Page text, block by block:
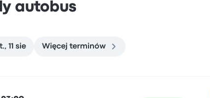
autobus
11 sie Więcej terminów